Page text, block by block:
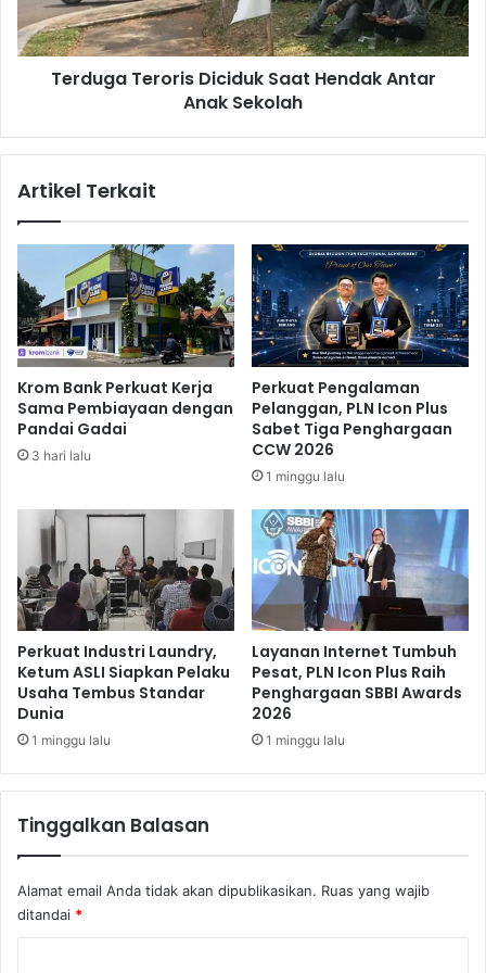
h
I
1
1
5
T
e
D
d
u
k
S
a
t
e
d
A
n
t
a
r
A
n
a
k
o
a
h
Terduga Teroris Diciduk Saat Hendak Antar
Anak Sekolah
Artikel Terkait
Krom Bank Perkuat Kerja
Sama Pembiayaan dengan
Pandai Gadai
3 hari lalu
Perkuat Pengalaman
Pelanggan, PLN Icon Plus
Sabet Tiga Penghargaan
CCW 2026
1 minggu lalu
Perkuat Industri Laundry,
Ketum ASLI Siapkan Pelaku
Usaha Tembus Standar
Dunia
1 minggu lalu
Layanan Internet Tumbuh
Pesat, PLN Icon Plus Raih
Penghargaan SBBI Awards
2026
1 minggu lalu
Tinggalkan Balasan
Alamat email Anda tidak akan dipublikasikan. Ruas yang wajib
ditandai *